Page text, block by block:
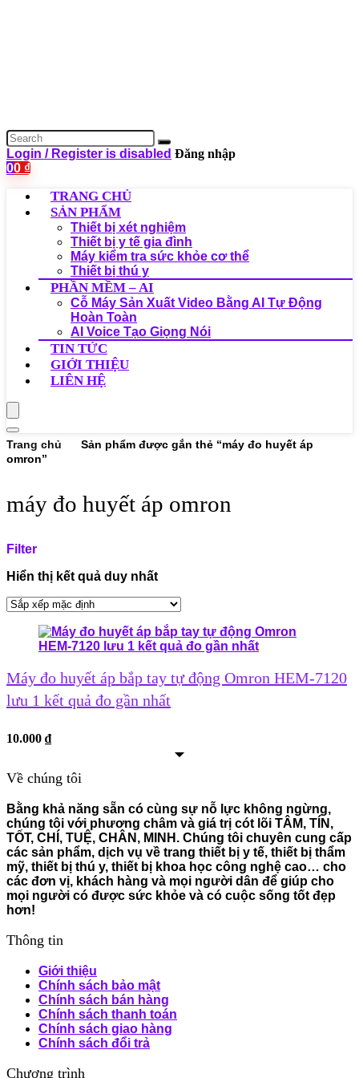
Login / Register is disabled Đăng nhập
00 ₫
TRANG CHỦ
SẢN PHẨM
Thiết bị xét nghiệm
Thiết bị y tế gia đình
Máy kiểm tra sức khỏe cơ thể
Thiết bị thú y
PHẦN MỀM – AI
Cỗ Máy Sản Xuất Video Bằng AI Tự Động
Hoàn Toàn
AI Voice Tạo Giọng Nói
TIN TỨC
GIỚI THIỆU
LIÊN HỆ
Trang chủ
Sản phẩm được gắn thẻ “máy đo huyết áp
omron”
máy đo huyết áp omron
Filter
Hiển thị kết quả duy nhất
Máy đo huyết áp bắp tay tự động Omron HEM-7120
lưu 1 kết quả đo gần nhất
10.000 ₫
Về chúng tôi
Bằng khả năng sẵn có cùng sự nỗ lực không ngừng,
chúng tôi với phương châm và giá trị cót lõi TÂM, TÍN,
TỐT, CHÍ, TUỆ, CHÂN, MINH. Chúng tôi chuyên cung cấp
các sản phẩm, dịch vụ về trang thiết bị y tế, thiết bị thẩm
mỹ, thiết bị thú y, thiết bị khoa học công nghệ cao… cho
các đơn vị, khách hàng và mọi người dân để giúp cho
mọi người có được sức khỏe và có cuộc sống tốt đẹp
hơn!
Thông tin
Giới thiệu
Chính sách bảo mật
Chính sách bán hàng
Chính sách thanh toán
Chính sách giao hàng
Chính sách đổi trả
Chương trình